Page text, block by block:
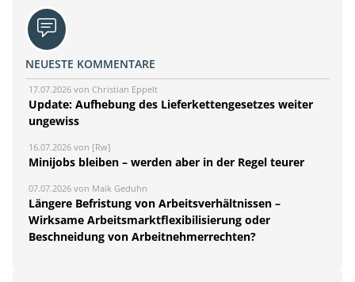
NEUESTE KOMMENTARE
17.07.2026 von Christian Eppelt
Update: Aufhebung des Lieferkettengesetzes weiter
ungewiss
16.07.2026 von [Rw]
Minijobs bleiben – werden aber in der Regel teurer
07.07.2026 von Maik Geduhn
Längere Befristung von Arbeitsverhältnissen –
Wirksame Arbeitsmarktflexibilisierung oder
Beschneidung von Arbeitnehmerrechten?